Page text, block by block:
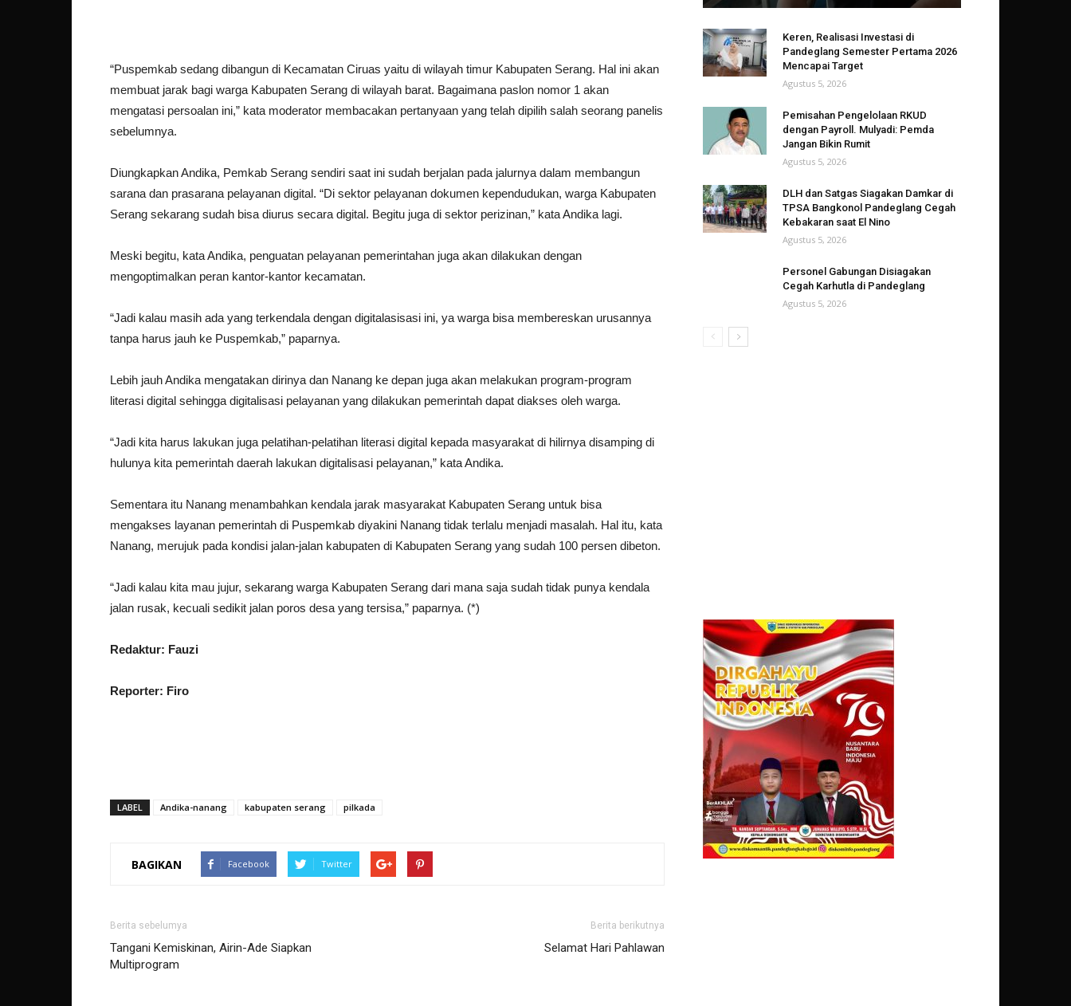
“Puspemkab sedang dibangun di Kecamatan Ciruas yaitu di wilayah timur Kabupaten Serang. Hal ini akan
membuat jarak bagi warga Kabupaten Serang di wilayah barat. Bagaimana paslon nomor 1 akan
mengatasi persoalan ini,” kata moderator membacakan pertanyaan yang telah dipilih salah seorang panelis
sebelumnya.
Diungkapkan Andika, Pemkab Serang sendiri saat ini sudah berjalan pada jalurnya dalam membangun
sarana dan prasarana pelayanan digital. “Di sektor pelayanan dokumen kependudukan, warga Kabupaten
Serang sekarang sudah bisa diurus secara digital. Begitu juga di sektor perizinan,” kata Andika lagi.
Meski begitu, kata Andika, penguatan pelayanan pemerintahan juga akan dilakukan dengan
mengoptimalkan peran kantor-kantor kecamatan.
“Jadi kalau masih ada yang terkendala dengan digitalasisasi ini, ya warga bisa membereskan urusannya
tanpa harus jauh ke Puspemkab,” paparnya.
Lebih jauh Andika mengatakan dirinya dan Nanang ke depan juga akan melakukan program-program
literasi digital sehingga digitalisasi pelayanan yang dilakukan pemerintah dapat diakses oleh warga.
“Jadi kita harus lakukan juga pelatihan-pelatihan literasi digital kepada masyarakat di hilirnya disamping di
hulunya kita pemerintah daerah lakukan digitalisasi pelayanan,” kata Andika.
Sementara itu Nanang menambahkan kendala jarak masyarakat Kabupaten Serang untuk bisa
mengakses layanan pemerintah di Puspemkab diyakini Nanang tidak terlalu menjadi masalah. Hal itu, kata
Nanang, merujuk pada kondisi jalan-jalan kabupaten di Kabupaten Serang yang sudah 100 persen dibeton.
“Jadi kalau kita mau jujur, sekarang warga Kabupaten Serang dari mana saja sudah tidak punya kendala
jalan rusak, kecuali sedikit jalan poros desa yang tersisa,” paparnya. (*)
Redaktur: Fauzi
Reporter: Firo
LABEL Andika-nanang kabupaten serang pilkada
BAGIKAN Facebook Twitter
Berita sebelumya
Tangani Kemiskinan, Airin-Ade Siapkan
Multiprogram
Berita berikutnya
Selamat Hari Pahlawan
Keren, Realisasi Investasi di
Pandeglang Semester Pertama 2026
Mencapai Target
Agustus 5, 2026
Pemisahan Pengelolaan RKUD
dengan Payroll. Mulyadi: Pemda
Jangan Bikin Rumit
Agustus 5, 2026
DLH dan Satgas Siagakan Damkar di
TPSA Bangkonol Pandeglang Cegah
Kebakaran saat El Nino
Agustus 5, 2026
Personel Gabungan Disiagakan
Cegah Karhutla di Pandeglang
Agustus 5, 2026